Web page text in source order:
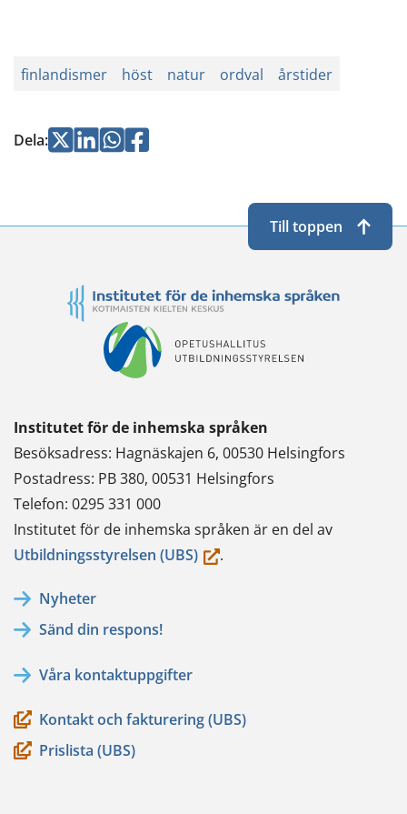
finlandismer höst natur ordval årstider
Dela:Jaa Jaa Jaa
Jaa
Institutet för de inhemska språken
Besöksadress: Hagnäskajen 6, 00530 Helsingfors
Postadress: PB 380, 00531 Helsingfors
Telefon: 0295 331 000
Institutet för de inhemska språken är en del av
Utbildningsstyrelsen (UBS)(du.
Nyheter
Sänd din respons!
Våra kontaktuppgifter
Kontakt och fakturering (UBS)
Prislista (UBS)
Till toppen